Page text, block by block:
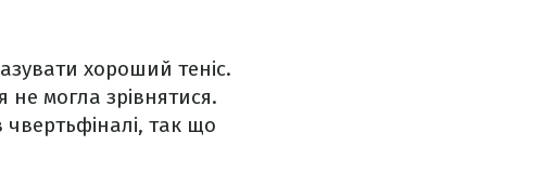
хороший теніс.
не могла зрівнятися.
так що